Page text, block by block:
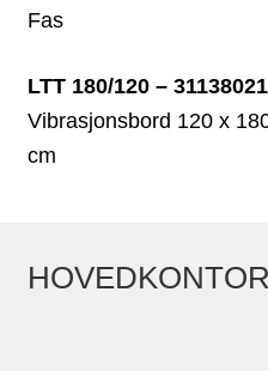
Fas
LTT 180/120 –
Vibrasjonsbord 120 x
cm
HOVEDKONTOR